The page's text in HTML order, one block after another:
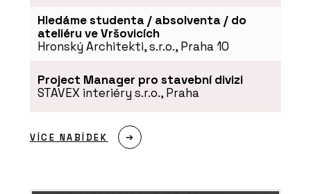
NÁBYTEK
Hledáme studenta / absolventa / do
ateliéru ve Vršovicích
Hronský Architekti, s.r.o., Praha 10
Project Manager pro stavební divizi
STAVEX interiéry s.r.o., Praha
VÍCE NABÍDEK